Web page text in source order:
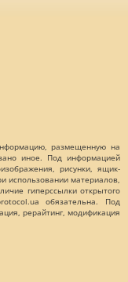
размещенную на
иное. Под информацией
рисунки, ящик-
использовании материалов,
гиперссылки открытого
обязательна. Под
рерайтинг, модификация